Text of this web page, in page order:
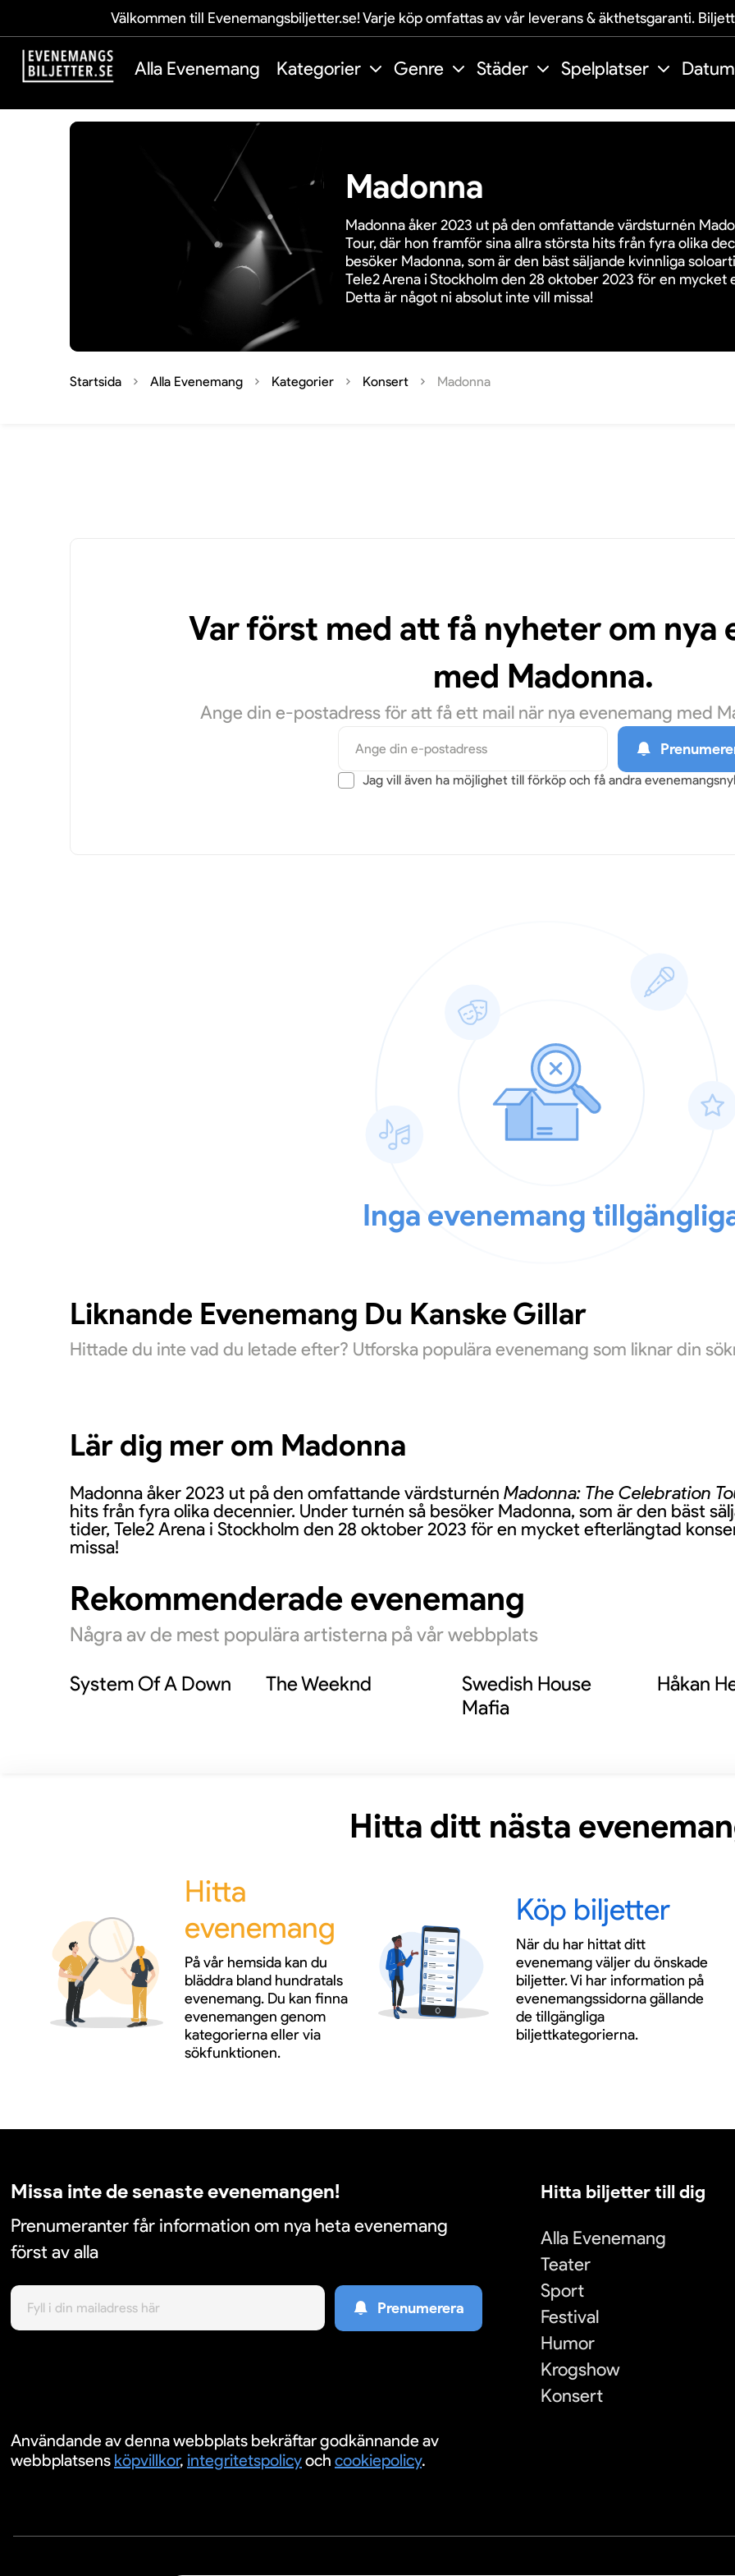
Välkommen till Evenemangsbiljetter.se! Varje köp omfattas av vår leverans & äkthetsgaranti.
Alla Evenemang Kategorier Genre Städer Spelplatser Datum
Madonna
Madonna åker 2023 ut på den omfattande värdsturnén
Tour, där hon framför sina allra största hits från fyra olika
besöker Madonna, som är den bäst säljande kvinnliga
Tele2 Arena i Stockholm den 28 oktober 2023 för en
Detta är något ni absolut inte vill missa!
Startsida Alla Evenemang Kategorier Konsert Madonna
Var först med att få nyheter om nya
med Madonna.
Ange din e-postadress för att få ett mail när nya evenemang med
Jag vill även ha möjlighet till förköp och få andra
Inga evenemang
Liknande Evenemang Du Kanske Gillar
Hittade du inte vad du letade efter? Utforska populära evenemang som liknar din
Lär dig mer om Madonna
Madonna åker 2023 ut på den omfattande värdsturnén Madonna: The Celebration
hits från fyra olika decennier. Under turnén så besöker Madonna, som är den bäst
tider, Tele2 Arena i Stockholm den 28 oktober 2023 för en mycket efterlängtad
missa!
Rekommenderade evenemang
Några av de mest populära artisterna på vår webbplats
System Of A Down The Weeknd
Swedish House
Mafia
Håkan
Hitta ditt nästa
Hitta
evenemang
På vår hemsida kan du
bläddra bland hundratals
evenemang. Du kan finna
evenemangen genom
kategorierna eller via
sökfunktionen.
Köp biljetter
När du har hittat ditt
evenemang väljer du önskade
biljetter. Vi har information på
evenemangssidorna gällande
de tillgängliga
biljettkategorierna.
Missa inte de senaste evenemangen!
Prenumeranter får information om nya heta evenemang
först av alla
Prenumerera
Användande av denna webbplats bekräftar godkännande av
webbplatsens köpvillkor, integritetspolicyoch cookiepolicy.
Hitta biljetter till dig
Alla Evenemang
Teater
Sport
Festival
Humor
Krogshow
Konsert